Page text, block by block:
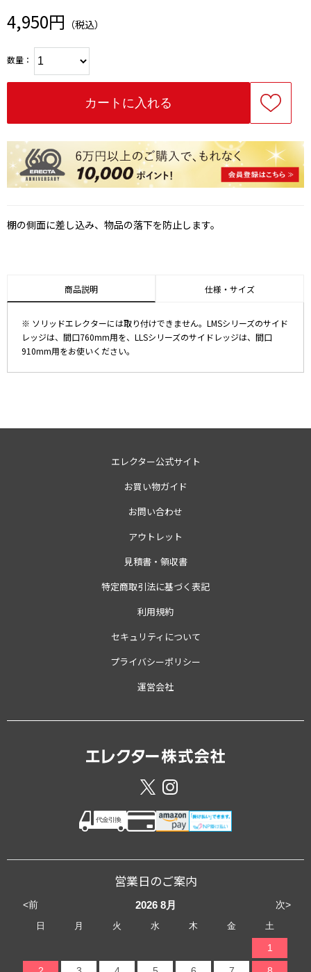
4,950円 （税込）
数量：
棚の側面に差し込み、物品の落下を防止します。
商品説明 仕様・サイズ
※ ソリッドエレクターには取り付けできません。LMSシリーズのサイド
レッジは、間口760mm用を、LLSシリーズのサイドレッジは、間口
910mm用をお使いください。
エレクター公式サイト
お買い物ガイド
お問い合わせ
アウトレット
見積書・領収書
特定商取引法に基づく表記
利用規約
セキュリティについて
プライバシーポリシー
運営会社
営業日のご案内
<前 次>
2026 8月
日 月 火 水 木 金 土
1